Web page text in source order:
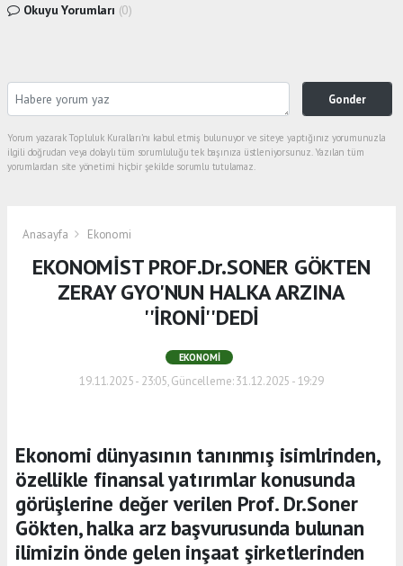
Okuyu Yorumları (0)
Gonder
Yorum yazarak Topluluk Kuralları’nı kabul etmiş bulunuyor ve siteye yaptığınız yorumunuzla
ilgili doğrudan veya dolaylı tüm sorumluluğu tek başınıza üstleniyorsunuz. Yazılan tüm
yorumlardan site yönetimi hiçbir şekilde sorumlu tutulamaz.
Anasayfa Ekonomi
EKONOMİST PROF.Dr.SONER GÖKTEN
ZERAY GYO'NUN HALKA ARZINA
''İRONİ''DEDİ
EKONOMI
19.11.2025 - 23:05, Güncelleme: 31.12.2025 - 19:29
Ekonomi dünyasının tanınmış isimlrinden,
özellikle finansal yatırımlar konusunda
görüşlerine değer verilen Prof. Dr.Soner
Gökten, halka arz başvurusunda bulunan
ilimizin önde gelen inşaat şirketlerinden